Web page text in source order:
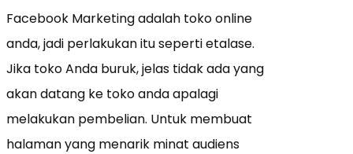
Facebook Marketing adalah toko online
anda, jadi perlakukan itu seperti etalase.
Jika toko Anda buruk, jelas tidak ada yang
akan datang ke toko anda apalagi
melakukan pembelian. Untuk membuat
halaman yang menarik minat audiens